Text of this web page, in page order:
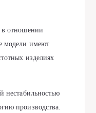
в отношении
модели имеют
изделиях
нестабильностью
производства.